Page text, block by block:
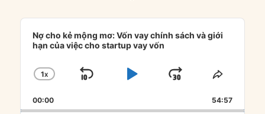
Audio
Player
Nợ cho kẻ mộng mơ: Vốn vay chính sách và giới
hạn của việc cho startup vay vốn
CHANGE
RATE
1X
SKIP
PLAYJUMP
FORWARD
SHARE
00:00 54:57